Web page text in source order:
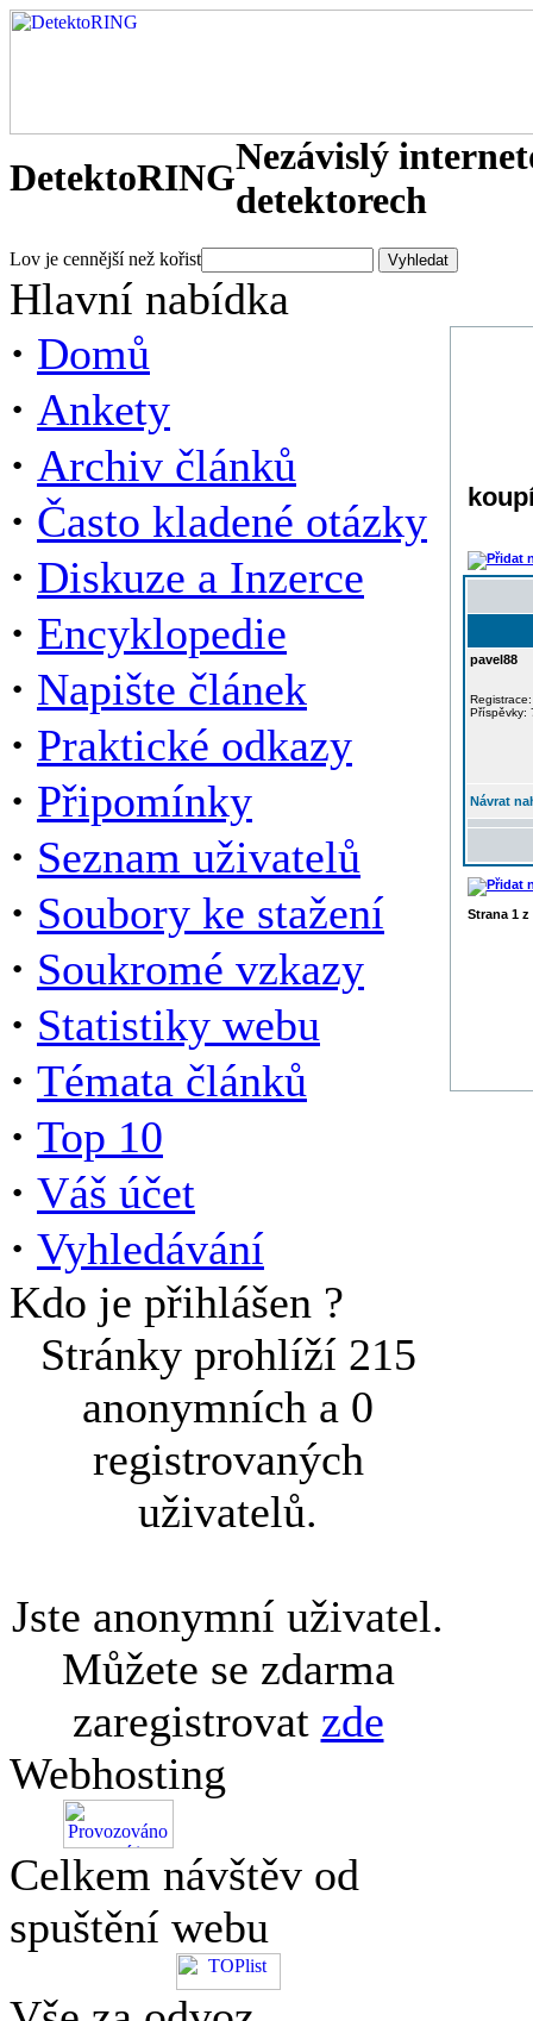
DetektoRINGNezávislý
detektorech
Lov je cennější než kořist
Hlavní nabídka
· Domů
· Ankety
· Archiv článků
· Často kladené otázky
· Diskuze a Inzerce
· Encyklopedie
· Napište článek
· Praktické odkazy
· Připomínky
· Seznam uživatelů
· Soubory ke stažení
· Soukromé vzkazy
· Statistiky webu
· Témata článků
· Top 10
· Váš účet
· Vyhledávání
Kdo je přihlášen ?
Stránky prohlíží 215
anonymních a 0
registrovaných
uživatelů.
Jste anonymní uživatel.
Můžete se zdarma
zaregistrovat zde
Webhosting
Celkem návštěv od
spuštění webu
pavel88
Příspěvky:
Návrat
Strana 1 z